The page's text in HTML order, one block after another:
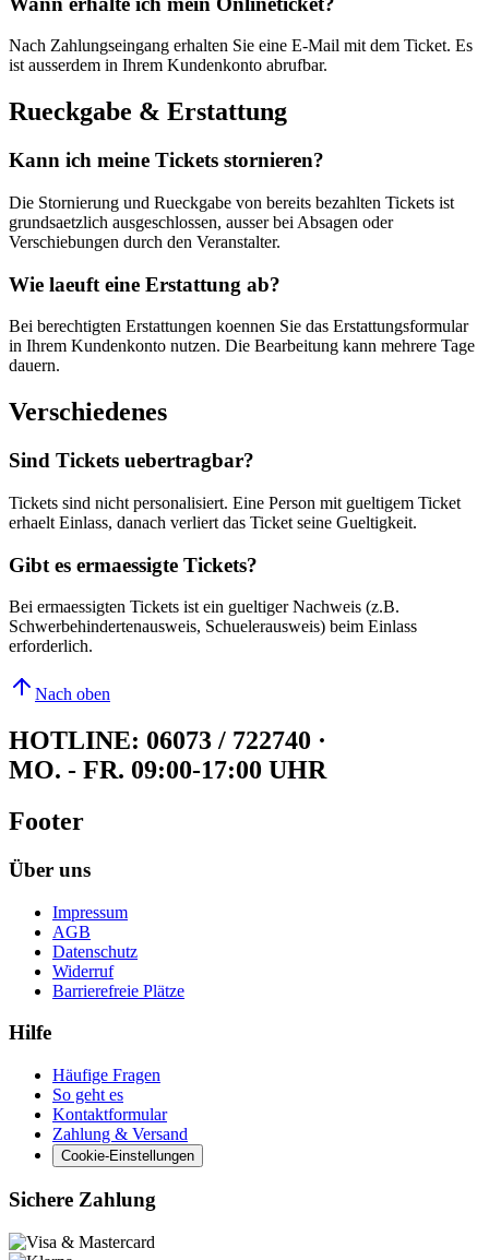
Nach Zahlungseingang erhalten Sie eine E-Mail mit dem Ticket. Es
ist ausserdem in Ihrem Kundenkonto abrufbar.
Rueckgabe & Erstattung
Kann ich meine Tickets stornieren?
Die Stornierung und Rueckgabe von bereits bezahlten Tickets ist
grundsaetzlich ausgeschlossen, ausser bei Absagen oder
Verschiebungen durch den Veranstalter.
Wie laeuft eine Erstattung ab?
Bei berechtigten Erstattungen koennen Sie das Erstattungsformular
in Ihrem Kundenkonto nutzen. Die Bearbeitung kann mehrere Tage
dauern.
Verschiedenes
Sind Tickets uebertragbar?
Tickets sind nicht personalisiert. Eine Person mit gueltigem Ticket
erhaelt Einlass, danach verliert das Ticket seine Gueltigkeit.
Gibt es ermaessigte Tickets?
Bei ermaessigten Tickets ist ein gueltiger Nachweis (z.B.
Schwerbehindertenausweis, Schuelerausweis) beim Einlass
erforderlich.
Nach oben
HOTLINE: 06073 / 722740 ·
MO. - FR. 09:00-17:00 UHR
Footer
Über uns
Impressum
AGB
Datenschutz
Widerruf
Barrierefreie Plätze
Hilfe
Häufige Fragen
So geht es
Kontaktformular
Zahlung & Versand
Cookie-Einstellungen
Sichere Zahlung